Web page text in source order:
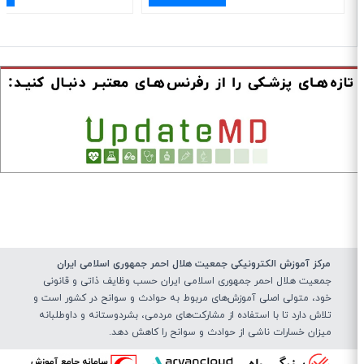
مرکز آموزش الکترونیکی جمعیت هلال احمر جمهوری اسلامی ایران
جمعیت هلال احمر جمهوری اسلامی ایران حسب وظایف ذاتی و قانونی
خود، متولی اصلی آموزش‌های مربوط به حوادث و سوانح در کشور است و
تلاش دارد تا با استفاده از مشارکت‌های مردمی، بشردوستانه و داوطلبانه
میزان خسارات ناشی از حوادث و سوانح را کاهش دهد.